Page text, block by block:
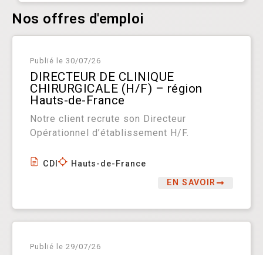
Nos offres d'emploi
Publié le 30/07/26
DIRECTEUR DE CLINIQUE
CHIRURGICALE (H/F) – région
Hauts-de-France
Notre client recrute son Directeur
Opérationnel d’établissement H/F.
CDI
Hauts-de-France
EN SAVOIR
Publié le 29/07/26